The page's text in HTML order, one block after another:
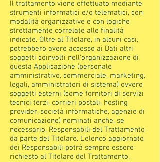
Il trattamento viene effettuato mediante
strumenti informatici e/o telematici, con
modalità organizzative e con logiche
strettamente correlate alle finalità
indicate. Oltre al Titolare, in alcuni casi,
potrebbero avere accesso ai Dati altri
soggetti coinvolti nell’organizzazione di
questa Applicazione (personale
amministrativo, commerciale, marketing,
legali, amministratori di sistema) ovvero
soggetti esterni (come fornitori di servizi
tecnici terzi, corrieri postali, hosting
provider, società informatiche, agenzie di
comunicazione) nominati anche, se
necessario, Responsabili del Trattamento
da parte del Titolare. L’elenco aggiornato
dei Responsabili potrà sempre essere
richiesto al Titolare del Trattamento.